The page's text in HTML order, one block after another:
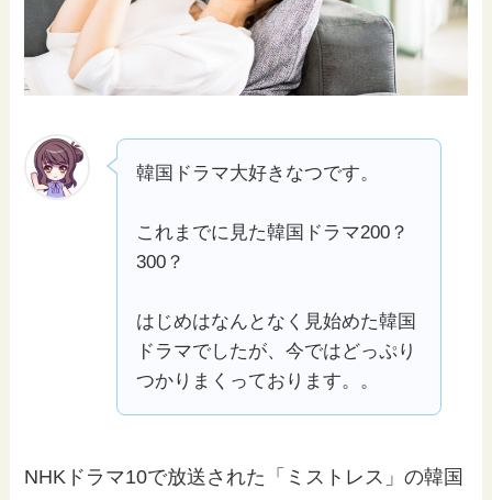
韓国ドラマ大好きなつです。
これまでに見た韓国ドラマ200？
300？
はじめはなんとなく見始めた韓国
ドラマでしたが、今ではどっぷり
つかりまくっております。。
NHKドラマ10で放送された「ミストレス」の韓国